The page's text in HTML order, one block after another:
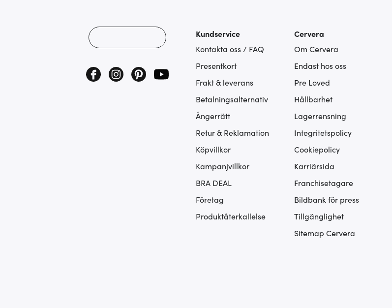
Kundservice
Kontakta oss / FAQ
Presentkort
Frakt & leverans
Betalningsalternativ
Ångerrätt
Retur & Reklamation
Köpvillkor
Kampanjvillkor
BRA DEAL
Företag
Produktåterkallelse
Cervera
Om Cervera
Endast hos oss
Pre Loved
Hållbarhet
Lagerrensning
Integritetspolicy
Cookiepolicy
Karriärsida
Franchisetagare
Bildbank för press
Tillgänglighet
Sitemap Cervera